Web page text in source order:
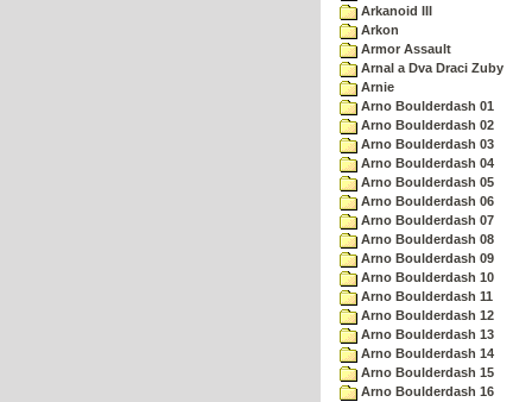
Arkanoid III
Arkon
Armor Assault
Arnal a Dva Draci Zuby
Arnie
Arno Boulderdash 01
Arno Boulderdash 02
Arno Boulderdash 03
Arno Boulderdash 04
Arno Boulderdash 05
Arno Boulderdash 06
Arno Boulderdash 07
Arno Boulderdash 08
Arno Boulderdash 09
Arno Boulderdash 10
Arno Boulderdash 11
Arno Boulderdash 12
Arno Boulderdash 13
Arno Boulderdash 14
Arno Boulderdash 15
Arno Boulderdash 16